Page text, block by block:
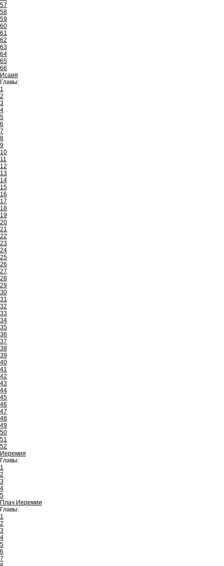
57
58
59
60
61
62
63
64
65
66
Исаия
Главы:
1
2
3
4
5
6
7
8
9
10
11
12
13
14
15
16
17
18
19
20
21
22
23
24
25
26
27
28
29
30
31
32
33
34
35
36
37
38
39
40
41
42
43
44
45
46
47
48
49
50
51
52
Иеремия
Главы:
1
2
3
4
5
Плач Иеремии
Главы:
1
2
3
4
5
6
7